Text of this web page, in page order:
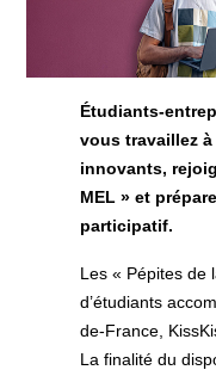
Étudiants-
vous travaillez
innovants,
MEL » et
participatif.
Les « Pépites de
d’étudiants
de-France,
La finalité du